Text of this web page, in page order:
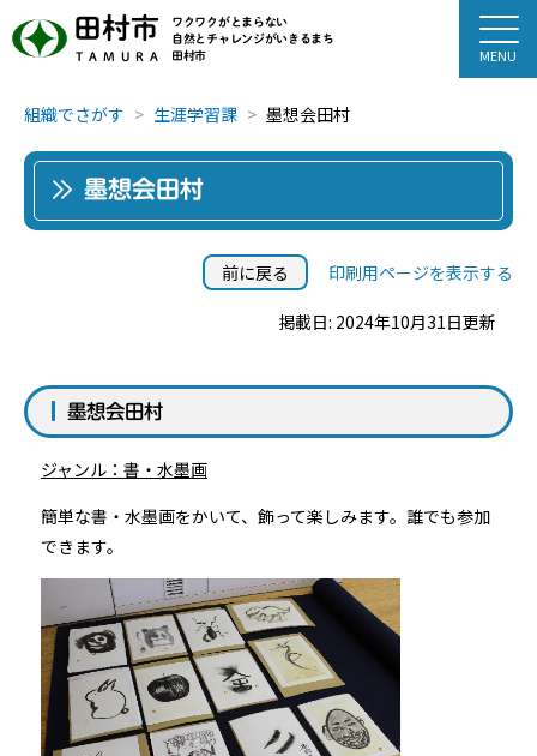
田村市
TAMURA
ワクワクがとまらない
自然とチャレンジがいきるまち
田村市
組織でさがす 生涯学習課 墨想会田村
墨想会田村
前に戻る 印刷用ページを表示する
掲載日: 2024年10月31日更新
墨想会田村
ジャンル：書・水墨画
簡単な書・水墨画をかいて、飾って楽しみます。誰でも参加
できます。